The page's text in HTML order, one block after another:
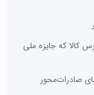
کالا که جایزه ملی
صادرات‌محور